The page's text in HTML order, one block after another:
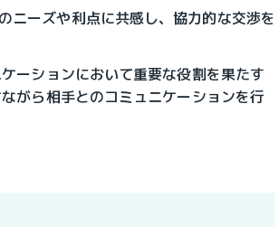
ニーズや利点に共感し、協力的な交渉を
ーションにおいて重要な役割を果たす
がら相手とのコミュニケーションを行